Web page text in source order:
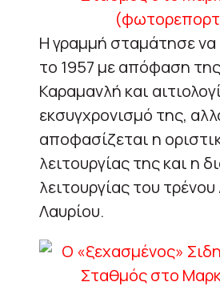
Η γραμμή σταμάτησε να
το 1957 με απόφαση
Καραμανλή και
εκσυγχρονισμό της,
αποφασίζεται η
λειτουργίας της και η
λειτουργίας του
Λαυρίου.